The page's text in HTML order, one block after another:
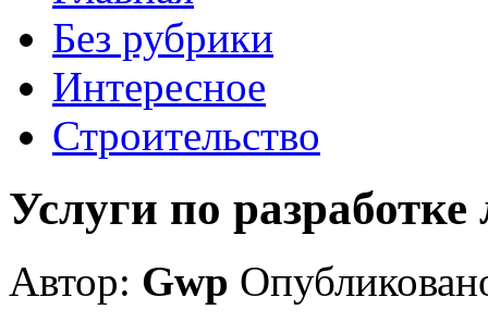
Без рубрики
Интересное
Строительство
Услуги по разработке
Автор: Gwp